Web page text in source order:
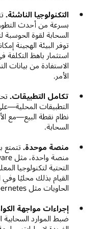
التكنولوجيا الناشئة.
بسرعة من أحدث
السحابة لقوة الحوسبة
توفر البيئة الهجينة
استثمار باهظ التكلفة
الاستفادة من بيانات
الأمر.
تكامل التطبيقات.
التطبيقات
السحابة.
منصة موحدة. تتمتع
التحتية لتكنولوجيا
القيام بذلك محليًا
الحاويات مثل Kubernetes لتجانس العمليات.
إجراءات مواجهة
ضبط الموارد السحابية